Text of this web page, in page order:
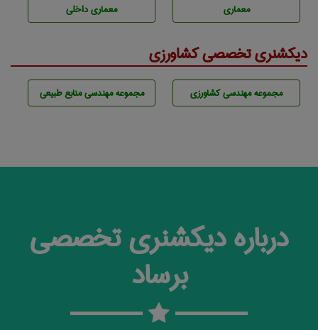
معماری معماری داخلی
دیکشنری تخصصی کشاورزی
مجموعه مهندسی كشاورزی مجموعه مهندسی منابع طبيعی
درباره دیکشنری تخصصی
برساد